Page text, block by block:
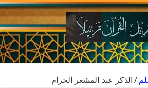
/ الذكر عند المشعر الحرام